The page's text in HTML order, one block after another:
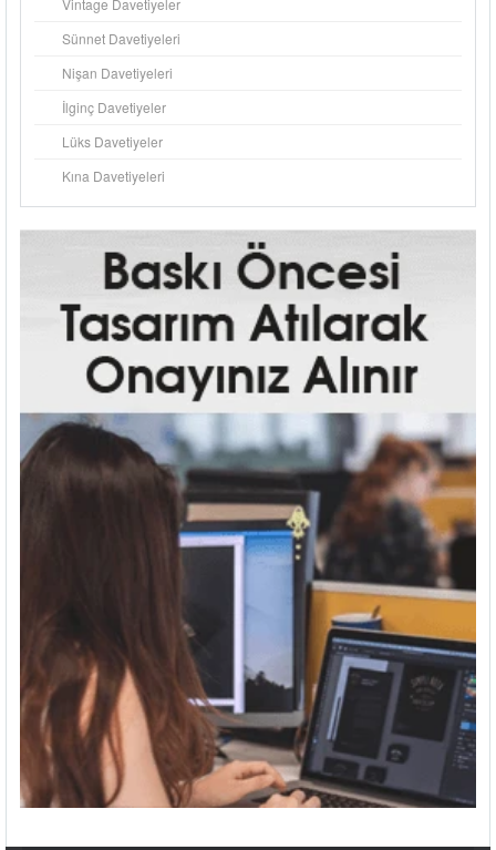
Vintage Davetiyeler
Sünnet Davetiyeleri
Nişan Davetiyeleri
İlginç Davetiyeler
Lüks Davetiyeler
Kına Davetiyeleri